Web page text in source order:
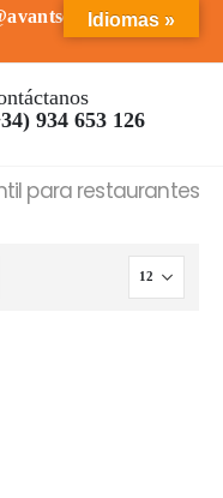
934 653 126
para restaurantes
Idiomas »